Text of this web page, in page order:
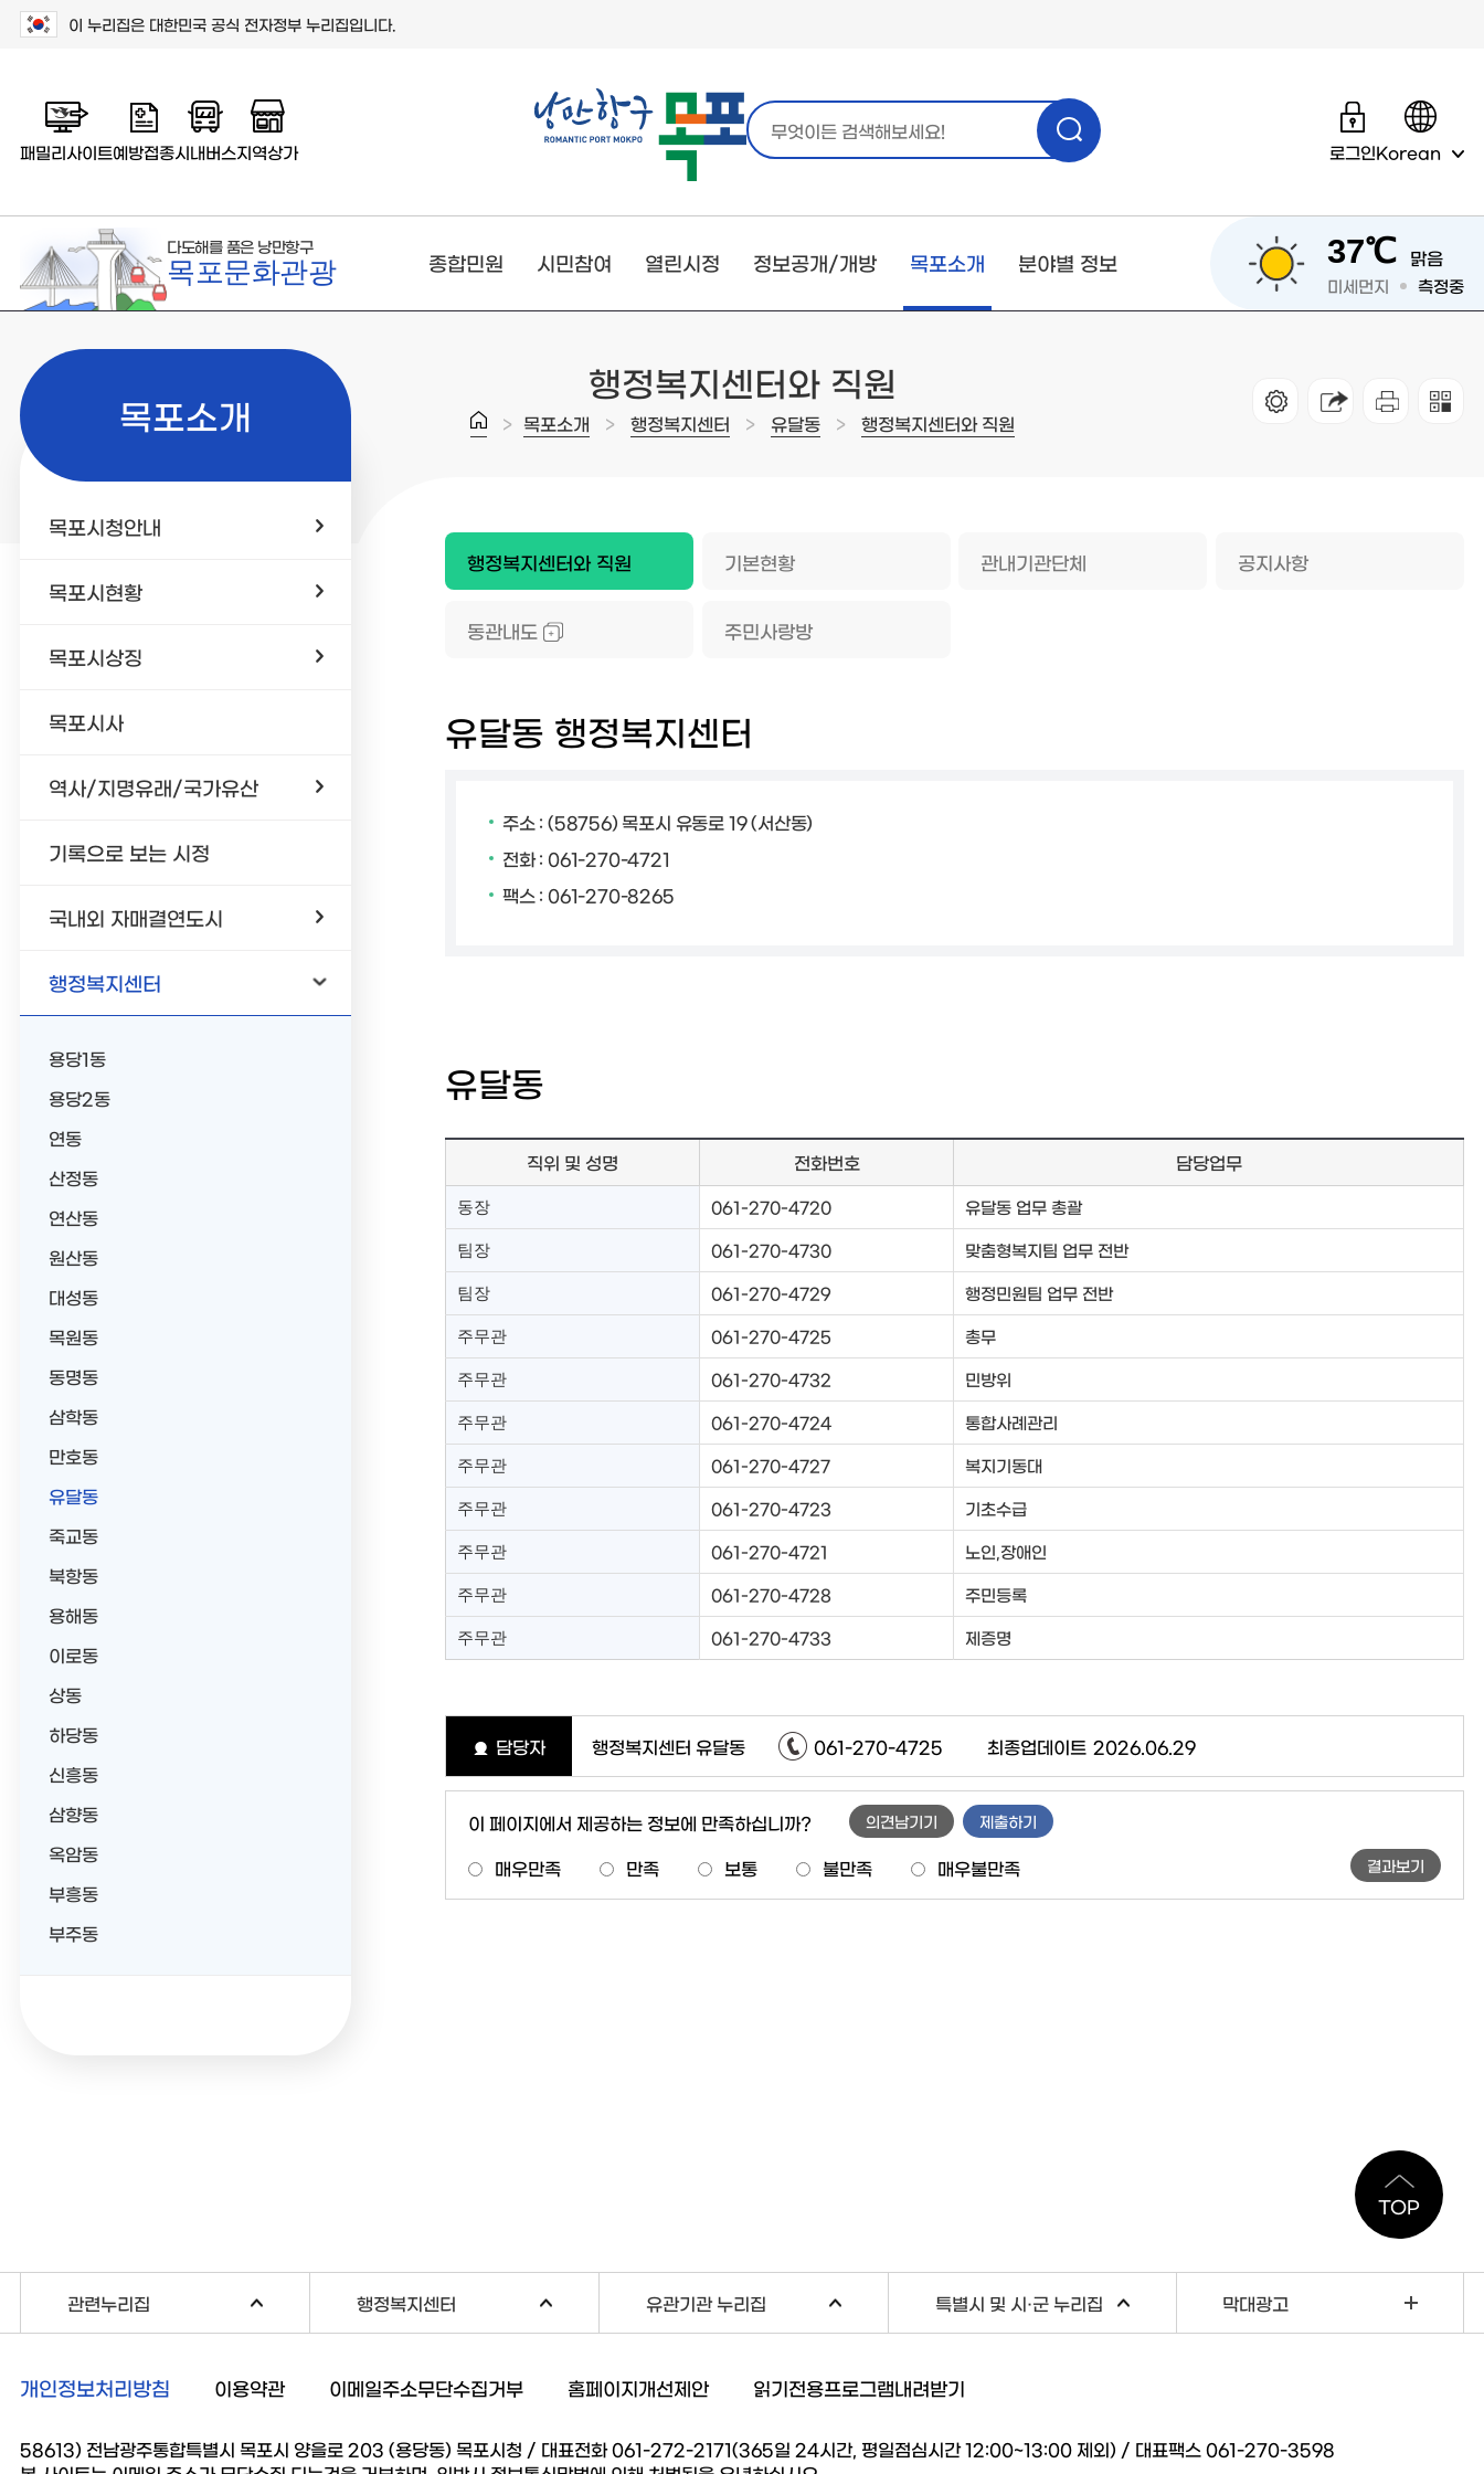
이 누리집은 대한민국 공식 전자정부 누리집입니다.
패밀리사이트예방접종시내버스지역상가 로그인Korean
다도해를 품은 낭만항구
목포문화관광 종합민원 시민참여 열린시정 정보공개/개방 목포소개 분야별 정보 37℃ 맑음
미세먼지 측정중
행정복지센터와 직원
> 목포소개 > 행정복지센터 > 유달동 > 행정복지센터와 직원
목포소개
목포시청안내
목포시현황
목포시상징
목포시사
역사/지명유래/국가유산
기록으로 보는 시정
국내외 자매결연도시
행정복지센터
용당1동
용당2동
연동
산정동
연산동
원산동
대성동
목원동
동명동
삼학동
만호동
유달동
죽교동
북항동
용해동
이로동
상동
하당동
신흥동
삼향동
옥암동
부흥동
부주동
행정복지센터와 직원 기본현황 관내기관단체 공지사항
동관내도 주민사랑방
유달동 행정복지센터
주소 : (58756) 목포시 유동로 19 (서산동)
전화 : 061-270-4721
팩스 : 061-270-8265
유달동
직위 및 성명 전화번호 담당업무
동장 061-270-4720 유달동 업무 총괄
팀장 061-270-4730 맞춤형복지팀 업무 전반
팀장 061-270-4729 행정민원팀 업무 전반
주무관 061-270-4725 총무
주무관 061-270-4732 민방위
주무관 061-270-4724 통합사례관리
주무관 061-270-4727 복지기동대
주무관 061-270-4723 기초수급
주무관 061-270-4721 노인,장애인
주무관 061-270-4728 주민등록
주무관 061-270-4733 제증명
담당자 행정복지센터 유달동 061-270-4725 최종업데이트 2026.06.29
이 페이지에서 제공하는 정보에 만족하십니까?
매우만족 만족 보통 불만족 매우불만족
의견남기기 제출하기
결과보기
TOP
관련누리집 행정복지센터 유관기관 누리집 특별시 및 시·군 누리집 막대광고
개인정보처리방침 이용약관 이메일주소무단수집거부 홈페이지개선제안 읽기전용프로그램내려받기
58613) 전남광주통합특별시 목포시 양을로 203 (용당동) 목포시청 / 대표전화 061-272-2171(365일 24시간, 평일점심시간 12:00~13:00 제외) / 대표팩스 061-270-3598